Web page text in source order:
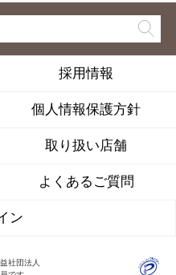
採用情報
個人情報保護方針
取り扱い店舗
よくあるご質問
ン
社団法人